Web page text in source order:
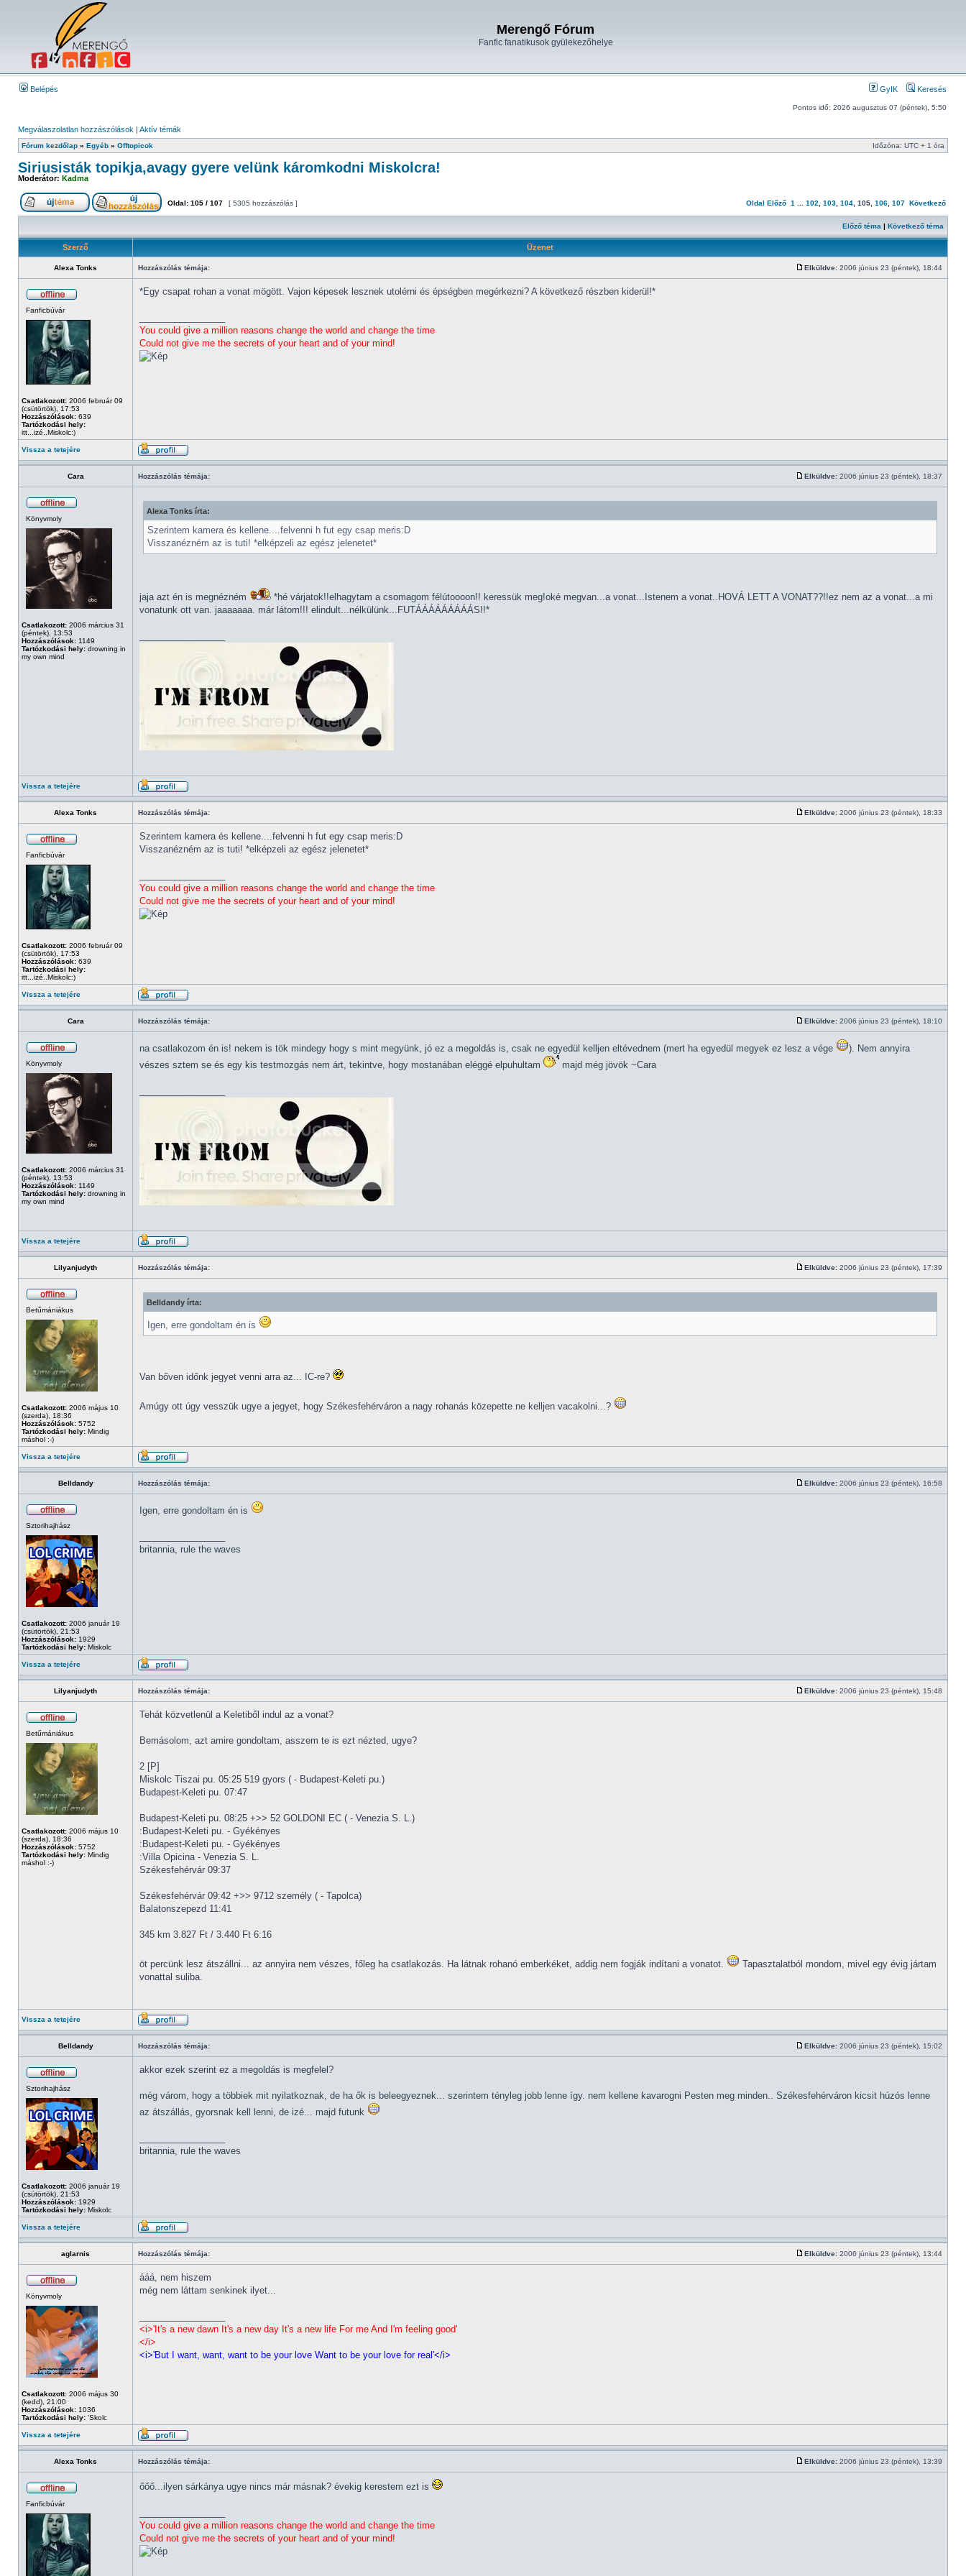
Merengő Fórum
Fanfic fanatikusok gyülekezőhelye
Belépés GyIK Keresés
Pontos idő: 2026 augusztus 07 (péntek), 5:50
Megválaszolatlan hozzászólások | Aktív témák
Fórum kezdőlap » Egyéb » Offtopicok Időzóna: UTC + 1 óra
Siriusisták topikja,avagy gyere velünk káromkodni Miskolcra!
Moderátor: Kadma
Oldal: 105 / 107 [ 5305 hozzászólás ] Oldal Előző 1 102 103 104 105 106 107 Következő
Előző téma | Következő téma
Szerző Üzenet
Alexa Tonks Hozzászólás témája: Elküldve: 2006 június 23 (péntek), 18:44
Fanficbúvár
Csatlakozott: 2006 február 09
(csütörtök), 17:53
Hozzászólások: 639
Tartózkodási hely:
itt...izé..Miskolc:)
*Egy csapat rohan a vonat mögött. Vajon képesek lesznek utolérni és épségben megérkezni? A következő részben kiderül!*
You could give a million reasons change the world and change the time
Could not give me the secrets of your heart and of your mind!
Vissza a tetejére
Cara Hozzászólás témája: Elküldve: 2006 június 23 (péntek), 18:37
Könyvmoly
Csatlakozott: 2006 március 31
(péntek), 13:53
Hozzászólások: 1149
Tartózkodási hely: drowning in
my own mind
Alexa Tonks írta:
Szerintem kamera és kellene....felvenni h fut egy csap meris:D
Visszanézném az is tuti! *elképzeli az egész jelenetet*
jaja azt én is megnézném
*hé várjatok!!elhagytam a csomagom félútoooon!! keressük meg!oké megvan...a vonat...Istenem a vonat..HOVÁ LETT A VONAT??!!ez nem az a vonat...a mi
vonatunk ott van. jaaaaaaa. már látom!!! elindult...nélkülünk...FUTÁÁÁÁÁÁÁÁÁS!!*
Vissza a tetejére
Alexa Tonks Hozzászólás témája: Elküldve: 2006 június 23 (péntek), 18:33
Fanficbúvár
Csatlakozott: 2006 február 09
(csütörtök), 17:53
Hozzászólások: 639
Tartózkodási hely:
itt...izé..Miskolc:)
Szerintem kamera és kellene....felvenni h fut egy csap meris:D
Visszanézném az is tuti! *elképzeli az egész jelenetet*
You could give a million reasons change the world and change the time
Could not give me the secrets of your heart and of your mind!
Vissza a tetejére
Cara Hozzászólás témája: Elküldve: 2006 június 23 (péntek), 18:10
Könyvmoly
Csatlakozott: 2006 március 31
(péntek), 13:53
Hozzászólások: 1149
Tartózkodási hely: drowning in
my own mind
na csatlakozom én is! nekem is tök mindegy hogy s mint megyünk, jó ez a megoldás is, csak ne egyedül kelljen eltévednem (mert ha egyedül megyek ez lesz a vége
). Nem annyira
vészes sztem se és egy kis testmozgás nem árt, tekintve, hogy mostanában eléggé elpuhultam
majd még jövök ~Cara
Vissza a tetejére
Lilyanjudyth Hozzászólás témája: Elküldve: 2006 június 23 (péntek), 17:39
Betűmániákus
Csatlakozott: 2006 május 10
(szerda), 18:36
Hozzászólások: 5752
Tartózkodási hely: Mindig
máshol :-)
Belldandy írta:
Igen, erre gondoltam én is
Van bőven időnk jegyet venni arra az... IC-re?
Amúgy ott úgy vesszük ugye a jegyet, hogy Székesfehérváron a nagy rohanás közepette ne kelljen vacakolni...?
Vissza a tetejére
Belldandy Hozzászólás témája: Elküldve: 2006 június 23 (péntek), 16:58
Sztorihajhász
Csatlakozott: 2006 január 19
(csütörtök), 21:53
Hozzászólások: 1929
Tartózkodási hely: Miskolc
Igen, erre gondoltam én is
britannia, rule the waves
Vissza a tetejére
Lilyanjudyth Hozzászólás témája: Elküldve: 2006 június 23 (péntek), 15:48
Betűmániákus
Csatlakozott: 2006 május 10
(szerda), 18:36
Hozzászólások: 5752
Tartózkodási hely: Mindig
máshol :-)
Tehát közvetlenül a Keletiből indul az a vonat?
Bemásolom, azt amire gondoltam, asszem te is ezt nézted, ugye?
2 [P]
Miskolc Tiszai pu. 05:25 519 gyors ( - Budapest-Keleti pu.)
Budapest-Keleti pu. 07:47
Budapest-Keleti pu. 08:25 +>> 52 GOLDONI EC ( - Venezia S. L.)
:Budapest-Keleti pu. - Gyékényes
:Budapest-Keleti pu. - Gyékényes
:Villa Opicina - Venezia S. L.
Székesfehérvár 09:37
Székesfehérvár 09:42 +>> 9712 személy ( - Tapolca)
Balatonszepezd 11:41
345 km 3.827 Ft / 3.440 Ft 6:16
öt percünk lesz átszállni... az annyira nem vészes, főleg ha csatlakozás. Ha látnak rohanó emberkéket, addig nem fogják indítani a vonatot.
Tapasztalatból mondom, mivel egy évig jártam
vonattal suliba.
Vissza a tetejére
Belldandy Hozzászólás témája: Elküldve: 2006 június 23 (péntek), 15:02
Sztorihajhász
Csatlakozott: 2006 január 19
(csütörtök), 21:53
Hozzászólások: 1929
Tartózkodási hely: Miskolc
akkor ezek szerint ez a megoldás is megfelel?
még várom, hogy a többiek mit nyilatkoznak, de ha ők is beleegyeznek... szerintem tényleg jobb lenne így. nem kellene kavarogni Pesten meg minden.. Székesfehérváron kicsit húzós lenne
az átszállás, gyorsnak kell lenni, de izé... majd futunk
britannia, rule the waves
Vissza a tetejére
aglarnis Hozzászólás témája: Elküldve: 2006 június 23 (péntek), 13:44
Könyvmoly
Csatlakozott: 2006 május 30
(kedd), 21:00
Hozzászólások: 1036
Tartózkodási hely: 'Skolc
ááá, nem hiszem
még nem láttam senkinek ilyet...
<i>'It's a new dawn It's a new day It's a new life For me And I'm feeling good'
</i>
<i>'But I want, want, want to be your love Want to be your love for real'</i>
Vissza a tetejére
Alexa Tonks Hozzászólás témája: Elküldve: 2006 június 23 (péntek), 13:39
Fanficbúvár
őőő...ilyen sárkánya ugye nincs már másnak? évekig kerestem ezt is
You could give a million reasons change the world and change the time
Could not give me the secrets of your heart and of your mind!